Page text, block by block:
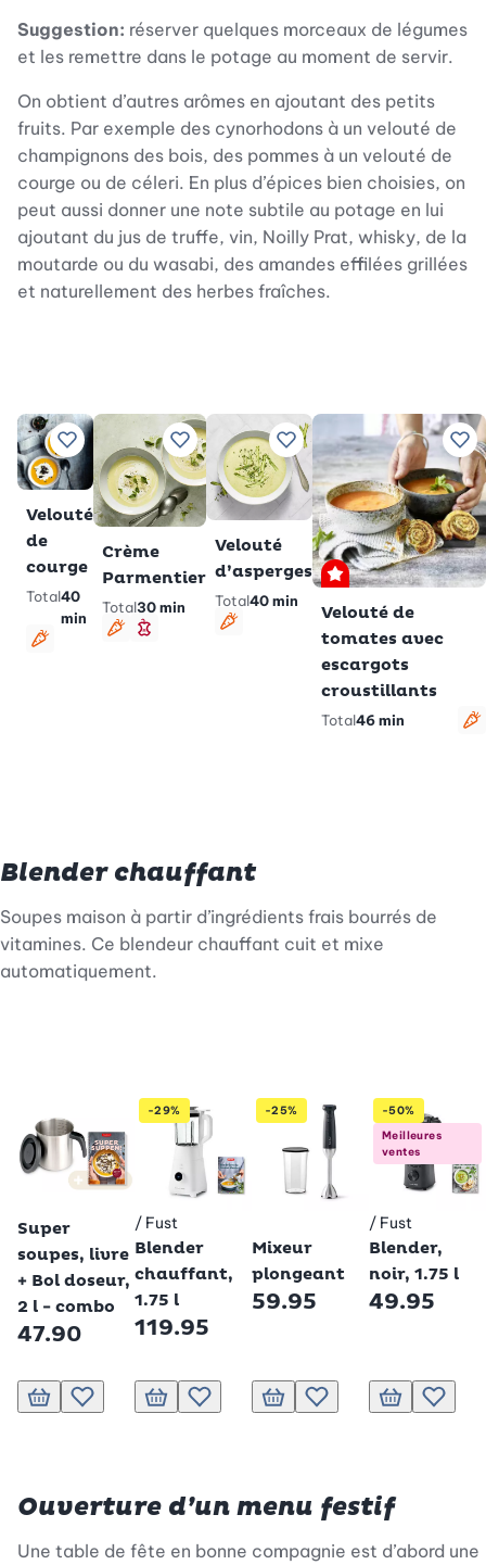
Suggestion: réserver quelques morceaux de légumes
et les remettre dans le potage au moment de servir.
On obtient d’autres arômes en ajoutant des petits
fruits. Par exemple des cynorhodons à un velouté de
champignons des bois, des pommes à un velouté de
courge ou de céleri. En plus d’épices bien choisies, on
peut aussi donner une note subtile au potage en lui
ajoutant du jus de truffe, vin, Noilly Prat, whisky, de la
moutarde ou du wasabi, des amandes effilées grillées
et naturellement des herbes fraîches.
Ajouter à vos recettes préférées
Velouté
de
courge
Total40
min
Végétarien
Ajouter à vos recettes préférées
Crème
Parmentier
Total30 min
Végétarien
Minceur
Ajouter à vos recettes
Velouté
d’asperges
Total40 min
Végétarien
Premium
Velouté de
tomates avec
escargots
croustillants
Total46 min
Blender chauffant
Soupes maison à partir d’ingrédients frais bourrés de
vitamines. Ce blendeur chauffant cuit et mixe
automatiquement.
Super
soupes, livre
+ Bol doseur,
2 l - combo
47.90
Ajouter au panier
Ajouter à la liste de souhaits.
-29%
Betty Bossi
/ Fust
Blender
chauffant,
1.75 l
119.95
Ajouter au panier
Ajouter à la liste de souhaits.
-25%
Mixeur
plongeant
59.95
Ajouter au panier
Ajouter à la liste de
-50%
Meilleures
ventes
Betty Bossi
/ Fust
Blender,
noir, 1.75 l
49.95
Ajouter auAjouter
Ouverture d’un menu festif
Une table de fête en bonne compagnie est d’abord une